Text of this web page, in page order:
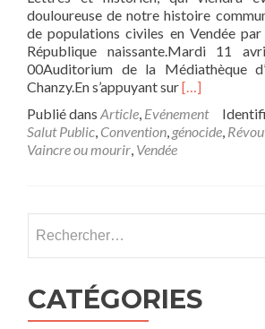
douloureuse de notre histoire
de populations civiles en Vendée
République naissante.Mardi 11
00Auditorium de la Médiathèque
Chanzy.En s’appuyant surEn
plus
mardi
Reynald
[…]
Publié dans Article, Evénement
Salut Public, Convention, génocide,
Vaincre ou mourir, Vendée
CATÉGORIES